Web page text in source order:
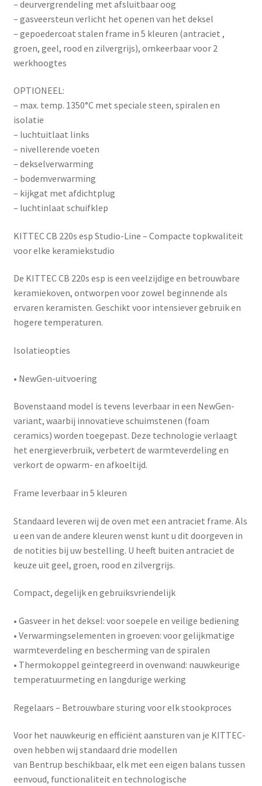
– deurvergrendeling met afsluitbaar oog
– gasveersteun verlicht het openen van het deksel
– gepoedercoat stalen frame in 5 kleuren (antraciet ,
groen, geel, rood en zilvergrijs), omkeerbaar voor 2
werkhoogtes
OPTIONEEL:
– max. temp. 1350°C met speciale steen, spiralen en
isolatie
– luchtuitlaat links
– nivellerende voeten
– dekselverwarming
– bodemverwarming
– kijkgat met afdichtplug
– luchtinlaat schuifklep
KITTEC CB 220s esp Studio-Line – Compacte topkwaliteit
voor elke keramiekstudio
De KITTEC CB 220s esp is een veelzijdige en betrouwbare
keramiekoven, ontworpen voor zowel beginnende als
ervaren keramisten. Geschikt voor intensiever gebruik en
hogere temperaturen.
Isolatieopties
• NewGen-uitvoering
Bovenstaand model is tevens leverbaar in een NewGen-
variant, waarbij innovatieve schuimstenen (foam
ceramics) worden toegepast. Deze technologie verlaagt
het energieverbruik, verbetert de warmteverdeling en
verkort de opwarm- en afkoeltijd.
Frame leverbaar in 5 kleuren
Standaard leveren wij de oven met een antraciet frame. Als
u een van de andere kleuren wenst kunt u dit doorgeven in
de notities bij uw bestelling. U heeft buiten antraciet de
keuze uit geel, groen, rood en zilvergrijs.
Compact, degelijk en gebruiksvriendelijk
• Gasveer in het deksel: voor soepele en veilige bediening
• Verwarmingselementen in groeven: voor gelijkmatige
warmteverdeling en bescherming van de spiralen
• Thermokoppel geïntegreerd in ovenwand: nauwkeurige
temperatuurmeting en langdurige werking
Regelaars – Betrouwbare sturing voor elk stookproces
Voor het nauwkeurig en efficiënt aansturen van je KITTEC-
oven hebben wij standaard drie modellen
van Bentrup beschikbaar, elk met een eigen balans tussen
eenvoud, functionaliteit en technologische